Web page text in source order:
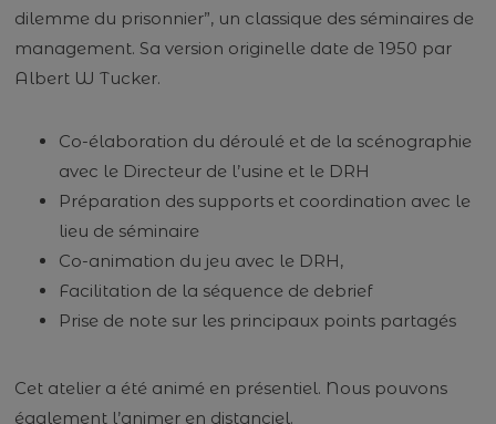
dilemme du prisonnier”, un classique des séminaires de
management. Sa version originelle date de 1950 par
Albert W Tucker.
Co-élaboration du déroulé et de la scénographie
avec le Directeur de l’usine et le DRH
Préparation des supports et coordination avec le
lieu de séminaire
Co-animation du jeu avec le DRH,
Facilitation de la séquence de debrief
Prise de note sur les principaux points partagés
Cet atelier a été animé en présentiel. Nous pouvons
également l’animer en distanciel.